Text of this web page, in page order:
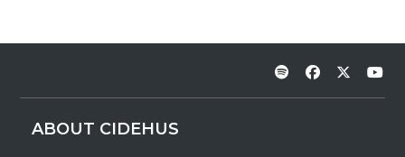
ABOUT CIDEHUS